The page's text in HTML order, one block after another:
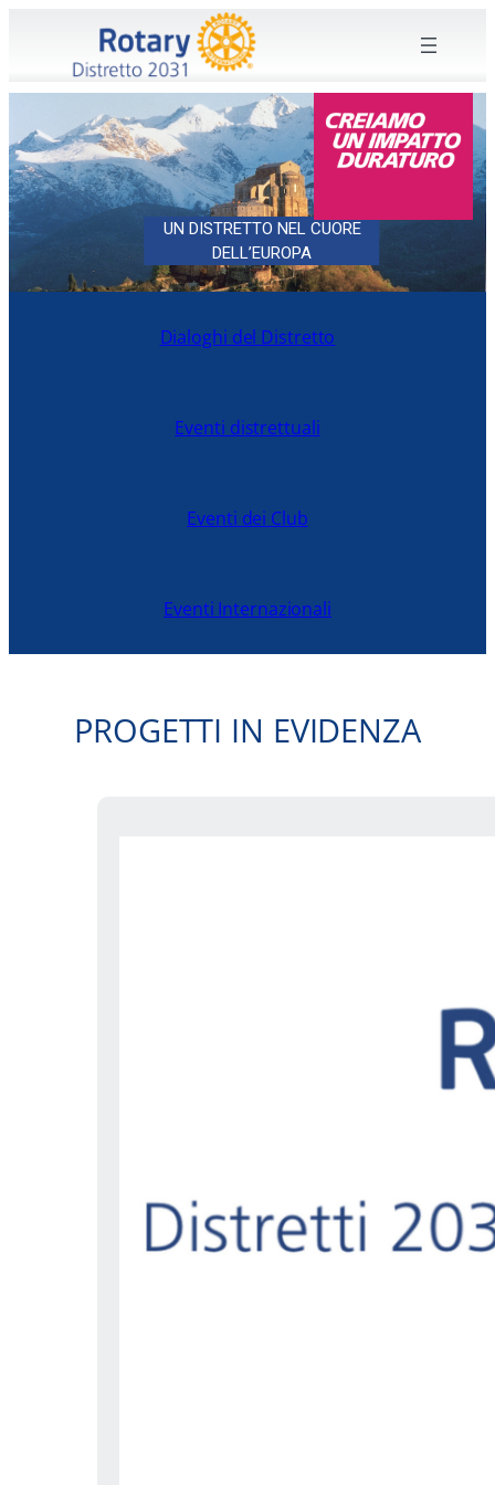
UN DISTRETTO NEL CUORE
DELL’EUROPA
Dialoghi del Distretto
Eventi distrettuali
Eventi dei Club
Eventi Internazionali
PROGETTI IN EVIDENZA